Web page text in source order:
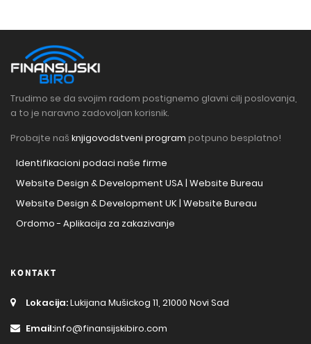
Trudimo se da svojim radom postignemo glavni cilj poslovanja,
a to je naravno zadovoljan korisnik.
Probajte naš knjigovodstveni program potpuno besplatno!
Identifikacioni podaci naše firme
Website Design & Development USA | Website Bureau
Website Design & Development UK | Website Bureau
Ordomo - Aplikacija za zakazivanje
KONTAKT
Lokacija:Lukijana Mušickog 11, 21000 Novi Sad
Email:info@finansijskibiro.com